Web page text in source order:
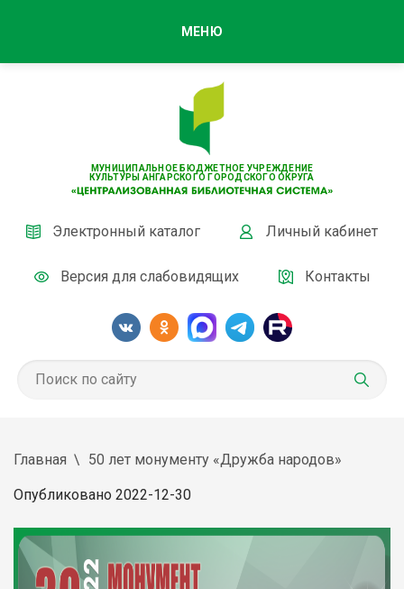
МУНИЦИПАЛЬНОЕ БЮДЖЕТНОЕ УЧРЕЖДЕНИЕ
КУЛЬТУРЫ АНГАРСКОГО ГОРОДСКОГО ОКРУГА
Электронный каталог Личный кабинет
Версия для слабовидящих Контакты
МЕНЮ
Главная 50 лет монументу «Дружба народов»
Опубликовано 2022-12-30